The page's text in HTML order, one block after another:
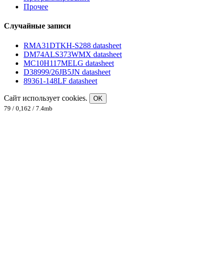
Прочее
Случайные записи
RMA31DTKH-S288 datasheet
DM74ALS373WMX datasheet
MC10H117MELG datasheet
D38999/26JB5JN datasheet
89361-148LF datasheet
Сайт использует cookies.
OK
79 / 0,162 / 7.4mb